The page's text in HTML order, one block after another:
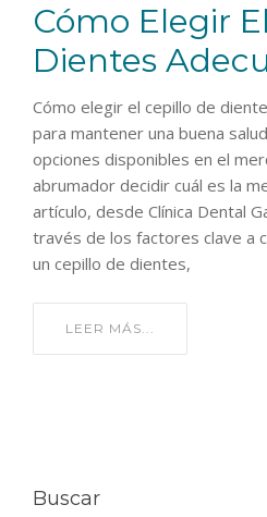
Cómo Elegir
Dientes
Cómo elegir el cepillo de
para mantener una buena
opciones disponibles en el
abrumador decidir cuál es la
artículo, desde Clínica Dental
través de los factores clave a
un cepillo de dientes,
LEER MÁS...
Buscar